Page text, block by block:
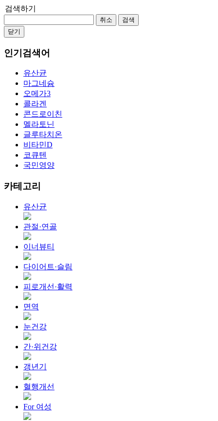
검색하기
취소
검색
닫기
인기검색어
유산균
마그네슘
오메가3
콜라겐
콘드로이친
멜라토닌
글루타치온
비타민D
코큐텐
국민영양
카테고리
유산균
관절·연골
이너뷰티
다이어트·슬림
피로개선·활력
면역
눈건강
간·위건강
갱년기
혈행개선
For 여성